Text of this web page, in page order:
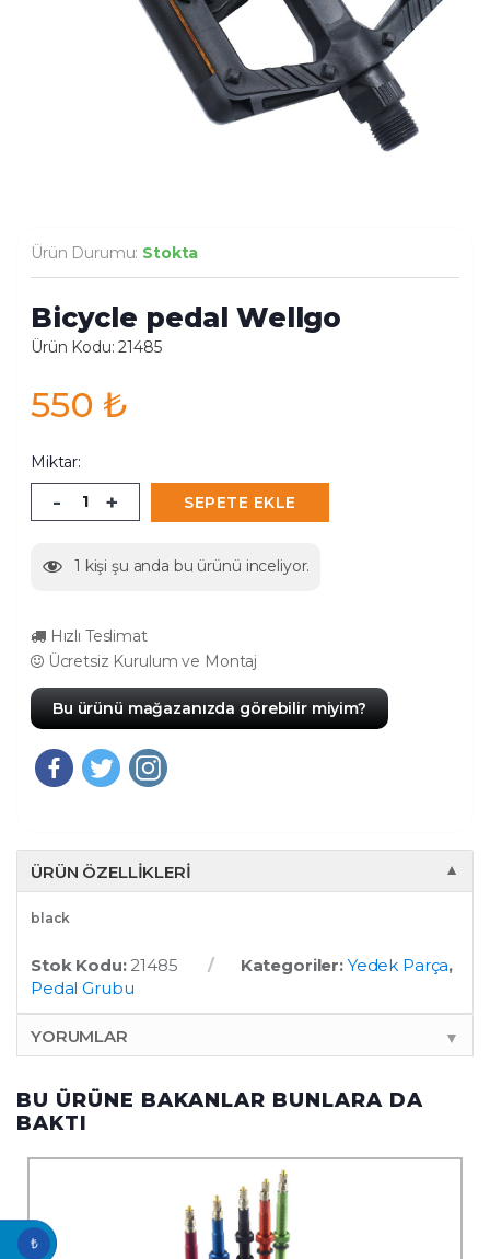
Ürün Durumu: Stokta
Bicycle pedal Wellgo
Ürün Kodu: 21485
550 ₺
Miktar:
- + SEPETE EKLE
1 kişi şu anda bu ürünü inceliyor.
Hızlı Teslimat
Ücretsiz Kurulum ve Montaj
Bu ürünü mağazanızda görebilir miyim?
ÜRÜN ÖZELLIKLERI ▼
black
Stok Kodu:21485 Kategoriler: Yedek Parça,
Pedal Grubu
YORUMLAR ▼
BU ÜRÜNE BAKANLAR BUNLARA DA
BAKTI
₺